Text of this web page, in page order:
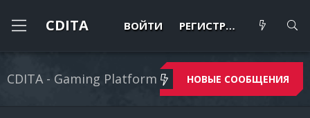
CDITA ВОЙТИ РЕГИСТРАЦИЯ
CDITA - Gaming Platform НОВЫЕ СООБЩЕНИЯ